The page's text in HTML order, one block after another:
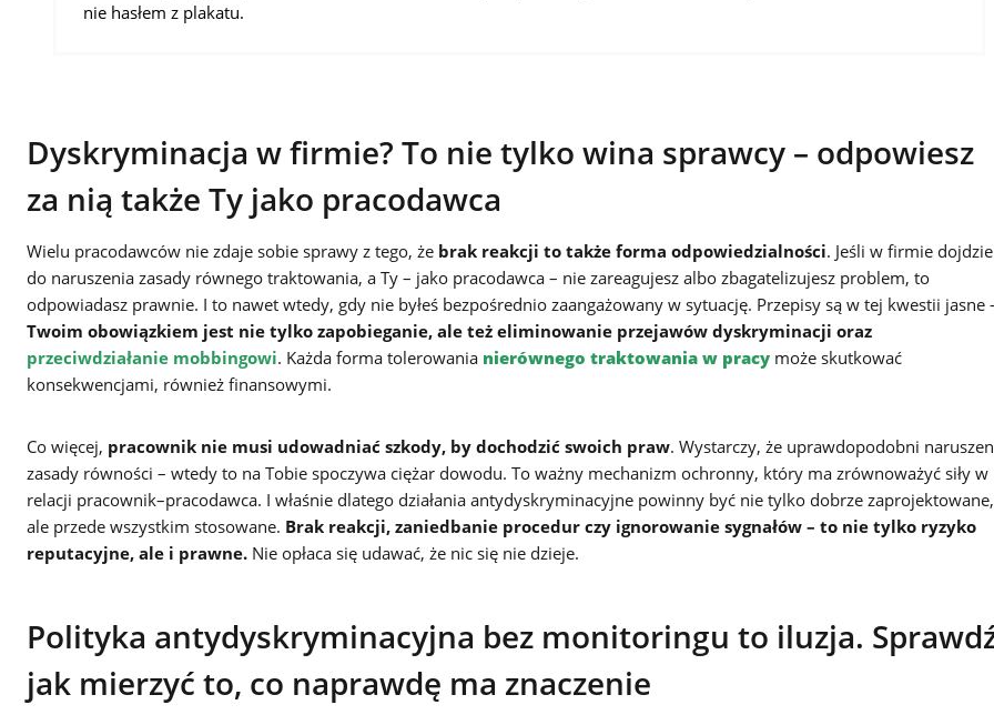
nie hasłem z plakatu.
Dyskryminacja w firmie? To nie tylko wina sprawcy – odpowiesz
za nią także Ty jako pracodawca
Wielu pracodawców nie zdaje sobie sprawy z tego, że brak reakcji to także forma odpowiedzialności. Jeśli w firmie dojdzie
do naruszenia zasady równego traktowania, a Ty – jako pracodawca – nie zareagujesz albo zbagatelizujesz problem, to
odpowiadasz prawnie. I to nawet wtedy, gdy nie byłeś bezpośrednio zaangażowany w sytuację. Przepisy są w tej kwestii jasne
Twoim obowiązkiem jest nie tylko zapobieganie, ale też eliminowanie przejawów dyskryminacji oraz
przeciwdziałanie mobbingowi. Każda forma tolerowania nierównego traktowania w pracy może skutkować
konsekwencjami, również finansowymi.
Co więcej, pracownik nie musi udowadniać szkody, by dochodzić swoich praw. Wystarczy, że uprawdopodobni
zasady równości – wtedy to na Tobie spoczywa ciężar dowodu. To ważny mechanizm ochronny, który ma zrównoważyć siły w
relacji pracownik–pracodawca. I właśnie dlatego działania antydyskryminacyjne powinny być nie tylko dobrze zaprojektowane,
ale przede wszystkim stosowane. Brak reakcji, zaniedbanie procedur czy ignorowanie sygnałów – to nie tylko ryzyko
reputacyjne, ale i prawne. Nie opłaca się udawać, że nic się nie dzieje.
Polityka antydyskryminacyjna bez monitoringu to iluzja.
jak mierzyć to, co naprawdę ma znaczenie